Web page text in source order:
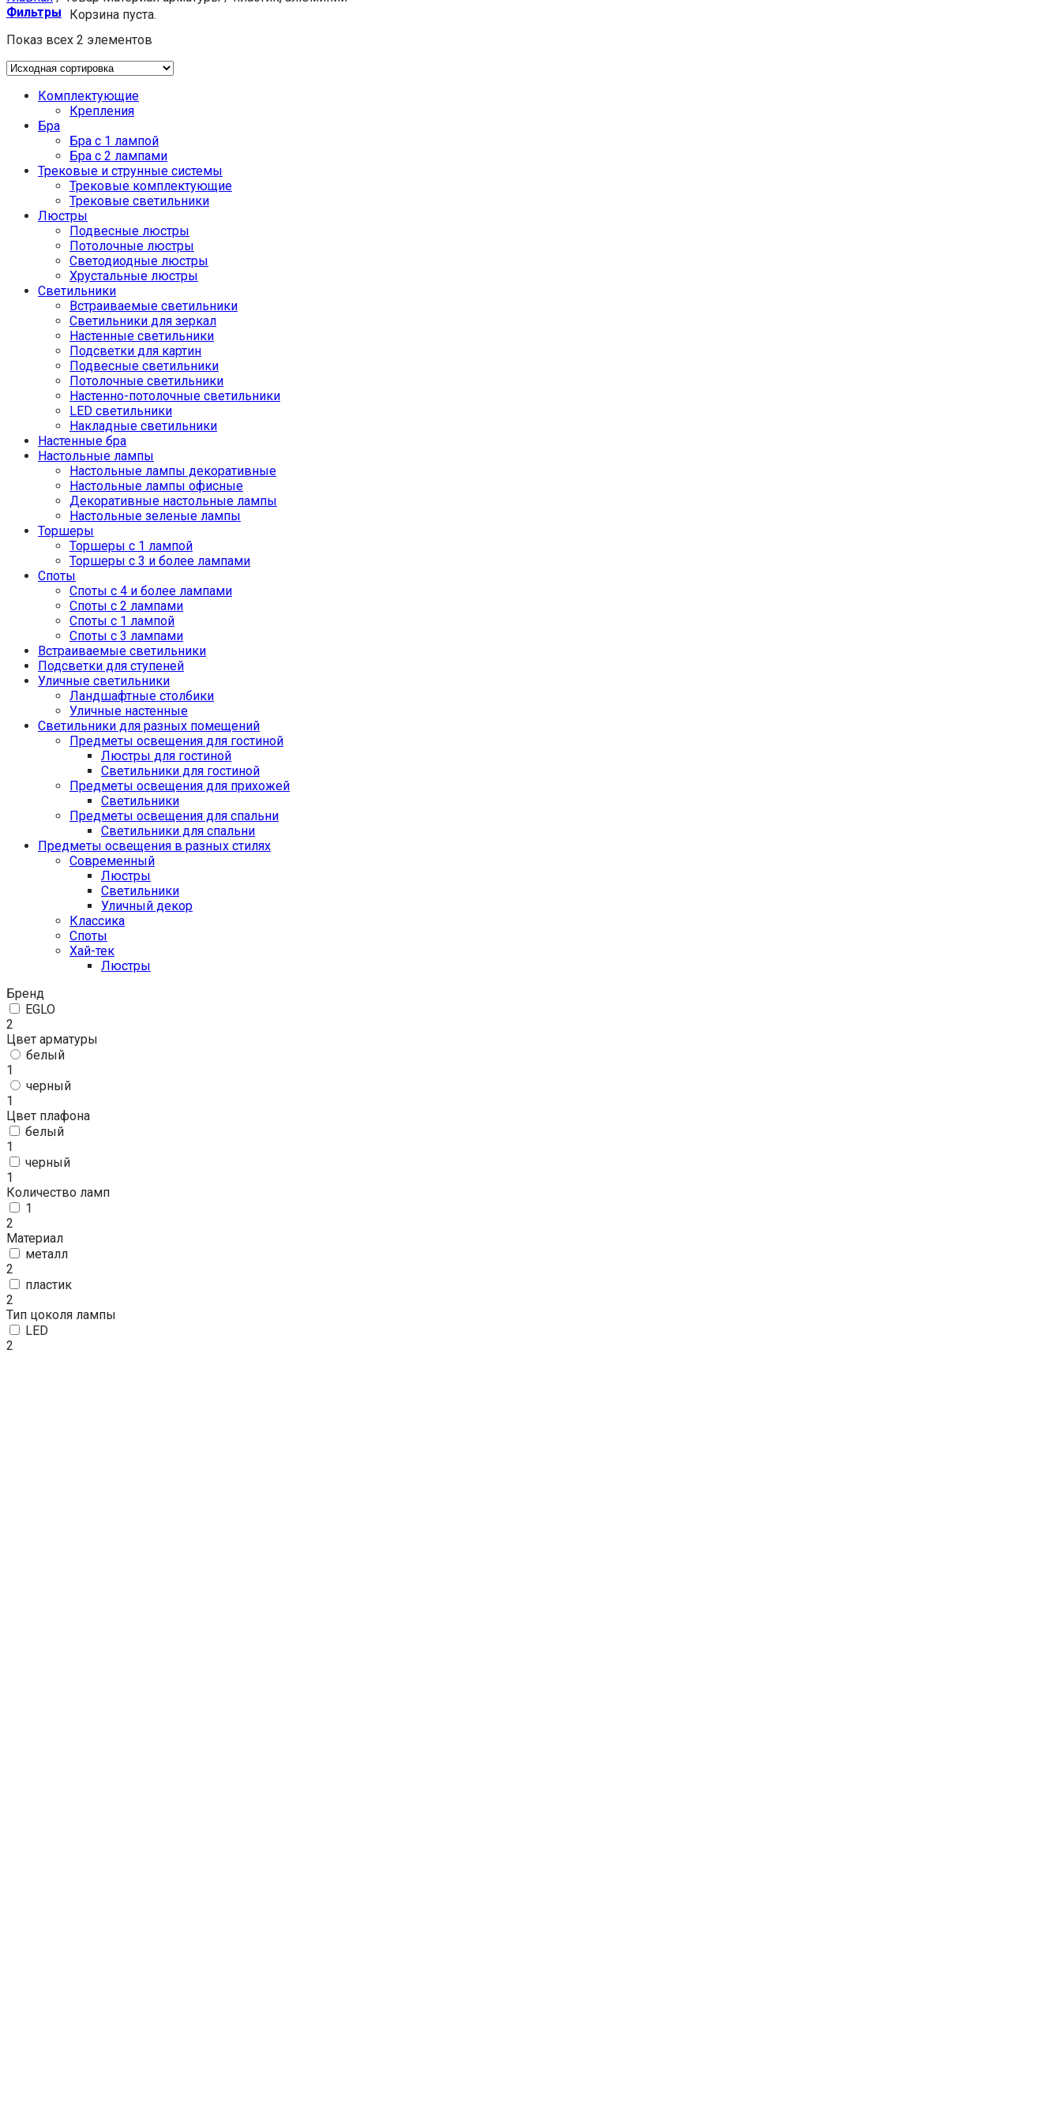
Корзина пуста.
Фильтры
Показ всех 2 элементов
Комплектующие
Крепления
Бра
Бра с 1 лампой
Бра с 2 лампами
Трековые и струнные системы
Трековые комплектующие
Трековые светильники
Люстры
Подвесные люстры
Потолочные люстры
Светодиодные люстры
Хрустальные люстры
Светильники
Встраиваемые светильники
Светильники для зеркал
Настенные светильники
Подсветки для картин
Подвесные светильники
Потолочные светильники
Настенно-потолочные светильники
LED светильники
Накладные светильники
Настенные бра
Настольные лампы
Настольные лампы декоративные
Настольные лампы офисные
Декоративные настольные лампы
Настольные зеленые лампы
Торшеры
Торшеры с 1 лампой
Торшеры с 3 и более лампами
Споты
Споты с 4 и более лампами
Споты с 2 лампами
Споты с 1 лампой
Споты с 3 лампами
Встраиваемые светильники
Подсветки для ступеней
Уличные светильники
Ландшафтные столбики
Уличные настенные
Светильники для разных помещений
Предметы освещения для гостиной
Люстры для гостиной
Светильники для гостиной
Предметы освещения для прихожей
Светильники
Предметы освещения для спальни
Светильники для спальни
Предметы освещения в разных стилях
Cовременный
Люстры
Светильники
Уличный декор
Классика
Споты
Хай-тек
Люстры
Бренд
EGLO
2
Цвет арматуры
белый
1
черный
1
Цвет плафона
белый
1
черный
1
Количество ламп
1
2
Материал
металл
2
пластик
2
Тип цоколя лампы
LED
2